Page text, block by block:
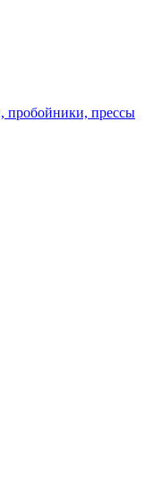
пробойники, прессы